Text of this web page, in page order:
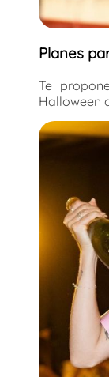
Planes
Te
Halloween